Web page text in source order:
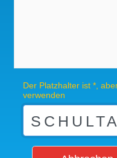
Der Platzhalter ist *,
verwenden